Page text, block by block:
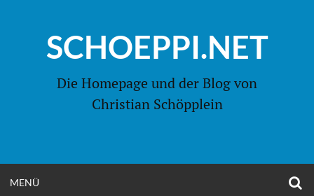
springenSCHOEPPI.NET
Die Homepage und der Blog von
Christian Schöpplein
MENÜ